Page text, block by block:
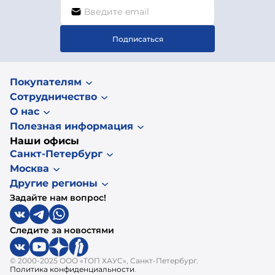
Подписаться
Покупателям
Сотрудничество
О нас
Полезная информация
Наши офисы
Санкт-Петербург
Москва
Другие регионы
Задайте нам вопрос!
Следите за новостями
© 2000-2025 ООО «ТОП ХАУС», Санкт-Петербург.
Политика конфиденциальности.